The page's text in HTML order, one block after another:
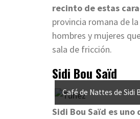
recinto de estas
provincia romana de la
hombres y mujeres
sala de fricción.
Sidi Bou Saïd
Café de Nattes de Sidi
Sidi Bou Saïd es